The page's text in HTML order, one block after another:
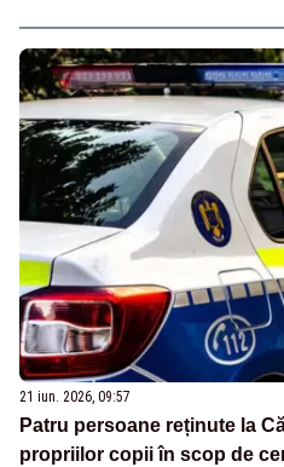
21 iun. 2026, 09:57
Patru persoane reținute la
propriilor copii în scop de